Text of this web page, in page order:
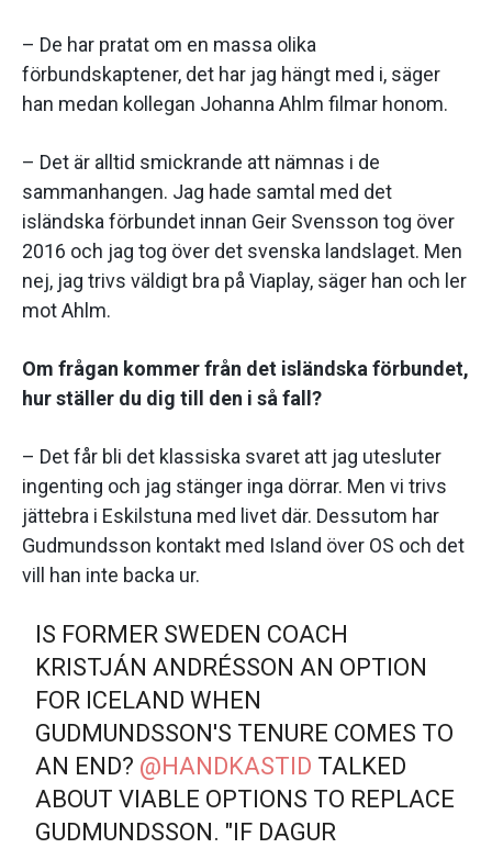
– De har pratat om en massa olika
förbundskaptener, det har jag hängt med i, säger
han medan kollegan Johanna Ahlm filmar honom.
– Det är alltid smickrande att nämnas i de
sammanhangen. Jag hade samtal med det
isländska förbundet innan Geir Svensson tog över
2016 och jag tog över det svenska landslaget. Men
nej, jag trivs väldigt bra på Viaplay, säger han och ler
mot Ahlm.
Om frågan kommer från det isländska förbundet,
hur ställer du dig till den i så fall?
– Det får bli det klassiska svaret att jag utesluter
ingenting och jag stänger inga dörrar. Men vi trivs
jättebra i Eskilstuna med livet där. Dessutom har
Gudmundsson kontakt med Island över OS och det
vill han inte backa ur.
IS FORMER SWEDEN COACH
KRISTJÁN ANDRÉSSON AN OPTION
FOR ICELAND WHEN
GUDMUNDSSON'S TENURE COMES TO
AN END? @HANDKASTID TALKED
ABOUT VIABLE OPTIONS TO REPLACE
GUDMUNDSSON. "IF DAGUR